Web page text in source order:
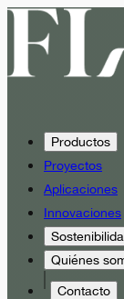
Productos
Proyectos
Aplicaciones
Innovaciones
Quiénes
Contacto